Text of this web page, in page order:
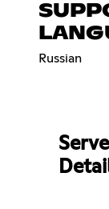
Russian